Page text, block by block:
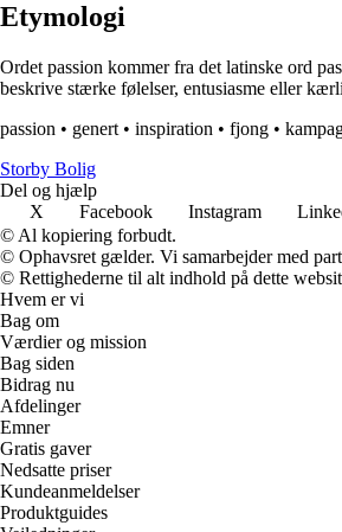
Etymologi
Ordet passion kommer fra det latinske ord
beskrive stærke følelser, entusiasme eller
passion • genert • inspiration • fjong •
Storby Bolig
Del og hjælp
X
Facebook Instagram
© Al kopiering forbudt.
© Ophavsret gælder. Vi samarbejder med
© Rettighederne til alt indhold på dette
Hvem er vi
Bag om
Værdier og mission
Bag siden
Bidrag nu
Afdelinger
Emner
Gratis gaver
Nedsatte priser
Kundeanmeldelser
Produktguides